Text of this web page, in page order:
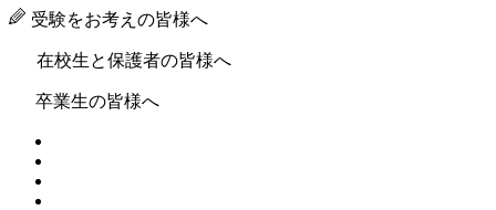
受験をお考えの皆様へ
在校生と保護者の皆様へ
卒業生の皆様へ